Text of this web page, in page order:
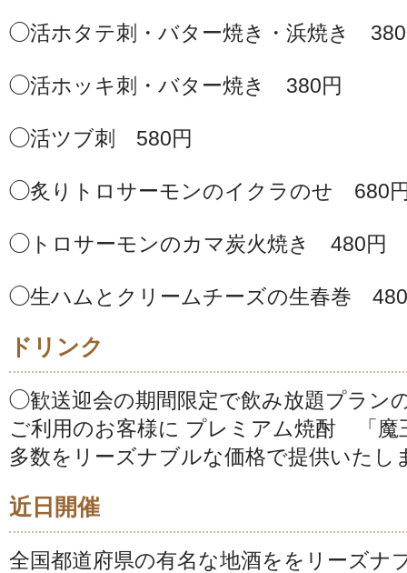
◯活ホタテ刺・バター焼き・浜焼き
◯活ホッキ刺・バター焼き 380円
◯活ツブ刺 580円
◯炙りトロサーモンのイクラのせ 680
◯トロサーモンのカマ炭火焼き 480円
◯生ハムとクリームチーズの生春巻
ドリンク
◯歓送迎会の期間限定で飲み放題プラン
ご利用のお客様に プレミアム焼酎 「
多数をリーズナブルな価格で提供いたし
近日開催
全国都道府県の有名な地酒ををリーズナ